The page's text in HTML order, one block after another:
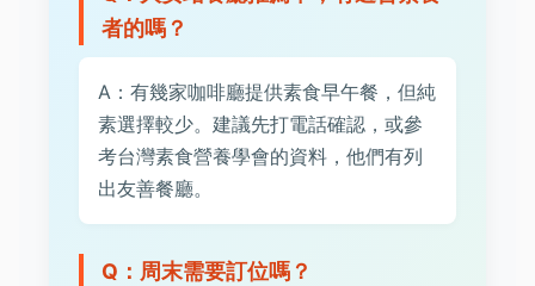
者的嗎？
A：有幾家咖啡廳提供素食早午餐，但純
素選擇較少。建議先打電話確認，或參
考台灣素食營養學會的資料，他們有列
出友善餐廳。
Q：周末需要訂位嗎？